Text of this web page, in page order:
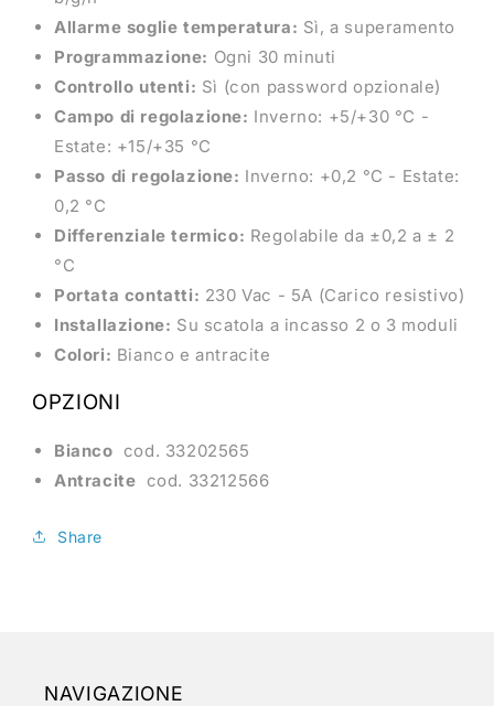
Allarme soglie temperatura: Sì, a superamento
Programmazione: Ogni 30 minuti
Controllo utenti: Sì (con password opzionale)
Campo di regolazione: Inverno: +5/+30 °C -
Estate: +15/+35 °C
Passo di regolazione: Inverno: +0,2 °C - Estate:
0,2 °C
Differenziale termico: Regolabile da ±0,2 a ± 2
°C
Portata contatti: 230 Vac - 5A (Carico resistivo)
Installazione: Su scatola a incasso 2 o 3 moduli
Colori: Bianco e antracite
OPZIONI
Bianco cod. 33202565
Antracite cod. 33212566
Share
NAVIGAZIONE